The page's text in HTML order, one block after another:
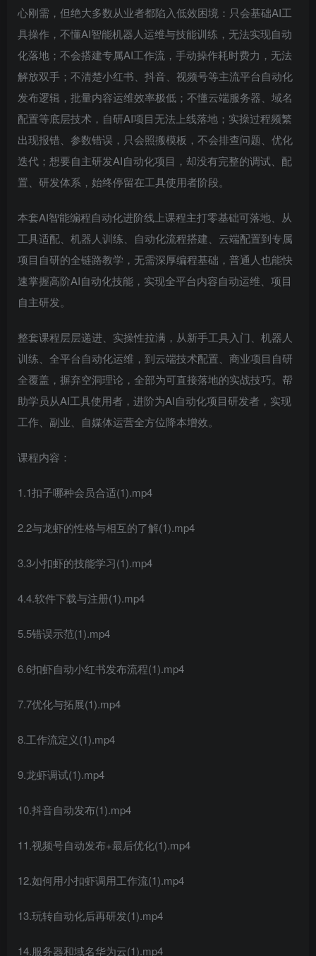
心刚需，但绝大多数从业者都陷入低效困境：只会基础AI工
具操作，不懂AI智能机器人运维与技能训练，无法实现自动
化落地；不会搭建专属AI工作流，手动操作耗时费力，无法
解放双手；不清楚小红书、抖音、视频号等主流平台自动化
发布逻辑，批量内容运维效率极低；不懂云端服务器、域名
配置等底层技术，自研AI项目无法上线落地；实操过程频繁
出现报错、参数错误，只会照搬模板，不会排查问题、优化
迭代；想要自主研发AI自动化项目，却没有完整的调试、配
置、研发体系，始终停留在工具使用者阶段。
本套AI智能编程自动化进阶线上课程主打零基础可落地、从
工具适配、机器人训练、自动化流程搭建、云端配置到专属
项目自研的全链路教学，无需深厚编程基础，普通人也能快
速掌握高阶AI自动化技能，实现全平台内容自动运维、项目
自主研发。
整套课程层层递进、实操性拉满，从新手工具入门、机器人
训练、全平台自动化运维，到云端技术配置、商业项目自研
全覆盖，摒弃空洞理论，全部为可直接落地的实战技巧。帮
助学员从AI工具使用者，进阶为AI自动化项目研发者，实现
工作、副业、自媒体运营全方位降本增效。
课程内容：
1.1扣子哪种会员合适(1).mp4
2.2与龙虾的性格与相互的了解(1).mp4
3.3小扣虾的技能学习(1).mp4
4.4.软件下载与注册(1).mp4
5.5错误示范(1).mp4
6.6扣虾自动小红书发布流程(1).mp4
7.7优化与拓展(1).mp4
8.工作流定义(1).mp4
9.龙虾调试(1).mp4
10.抖音自动发布(1).mp4
11.视频号自动发布+最后优化(1).mp4
12.如何用小扣虾调用工作流(1).mp4
13.玩转自动化后再研发(1).mp4
14.服务器和域名华为云(1).mp4